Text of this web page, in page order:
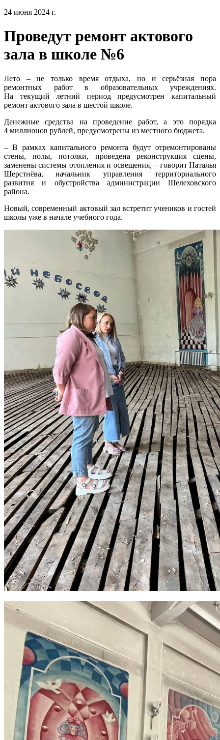
24 июня 2024 г.
Проведут ремонт актового
зала в школе №6
Лето – не только время отдыха, но и серьёзная пора
ремонтных работ в образовательных учреждениях.
На текущий летний период предусмотрен капитальный
ремонт актового зала в шестой школе.
Денежные средства на проведение работ, а это порядка
4 миллионов рублей, предусмотрены из местного бюджета.
– В рамках капитального ремонта будут отремонтированы
стены, полы, потолки, проведена реконструкция сцены,
заменены системы отопления и освещения, – говорит Наталья
Шерстнёва, начальник управления территориального
развития и обустройства администрации Шелеховского
района.
Новый, современный актовый зал встретит учеников и гостей
школы уже в начале учебного года.